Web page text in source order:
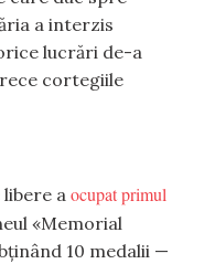
a interzis
lucrări de-a
cortegiile
a ocupat primul
«Memorial
10 medalii —